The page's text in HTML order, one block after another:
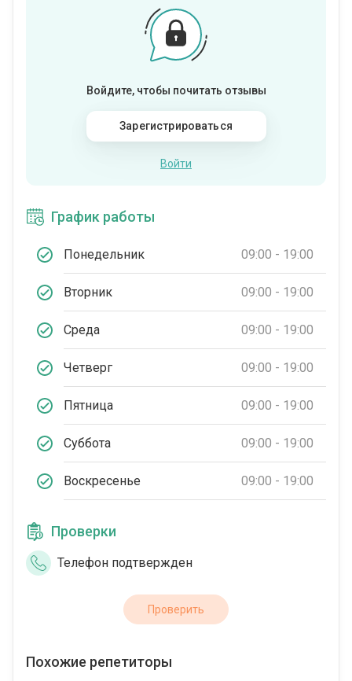
Войдите, чтобы почитать отзывы
Зарегистрироваться
Войти
График работы
Понедельник 09:00 - 19:00
Вторник 09:00 - 19:00
Среда 09:00 - 19:00
Четверг 09:00 - 19:00
Пятница 09:00 - 19:00
Суббота 09:00 - 19:00
Воскресенье 09:00 - 19:00
Проверки
Телефон подтвержден
Проверить
Похожие репетиторы